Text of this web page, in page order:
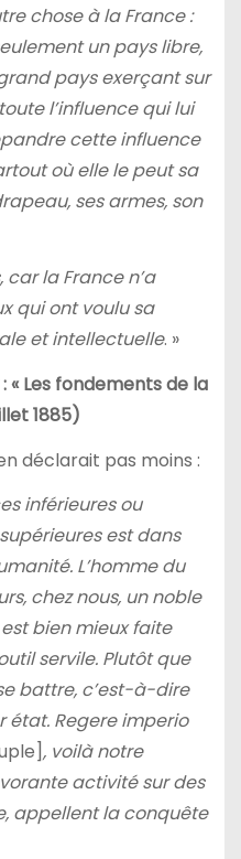
chose à la France :
un pays libre,
pays exerçant sur
l’influence qui lui
cette influence
où elle le peut sa
ses armes, son
la France n’a
qui ont voulu sa
et intellectuelle. »
« Les fondements de la
1885)
déclarait pas moins :
inférieures ou
est dans
L’homme du
chez nous, un noble
bien mieux faite
servile. Plutôt que
battre, c’est-à-dire
état. Regere imperio
, voilà notre
activité sur des
appellent la conquête